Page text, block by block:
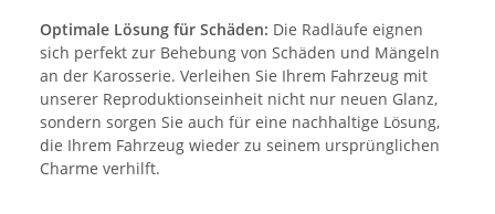
Optimale Lösung für Schäden: Die Radläufe eignen
sich perfekt zur Behebung von Schäden und Mängeln
an der Karosserie. Verleihen Sie Ihrem Fahrzeug mit
unserer Reproduktionseinheit nicht nur neuen Glanz,
sondern sorgen Sie auch für eine nachhaltige Lösung,
die Ihrem Fahrzeug wieder zu seinem ursprünglichen
Charme verhilft.